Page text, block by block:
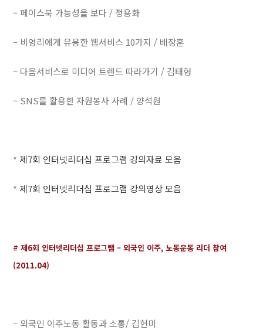
– 페이스북 가능성을 보다 / 정용화
– 비영리에게 유용한 웹서비스 10가지 / 배장훈
– 다음서비스로 미디어 트렌드 따라가기 / 김태형
– SNS를 활용한 자원봉사 사례 / 양석원
* 제7회 인터넷리더십 프로그램 강의자료 모음
* 제7회 인터넷리더십 프로그램 강의영상 모음
# 제6회 인터넷리더십 프로그램 – 외국인 이주, 노동운동 리더 참여
(2011.04)
– 외국인 이주노동 활동과 소통/ 김현미